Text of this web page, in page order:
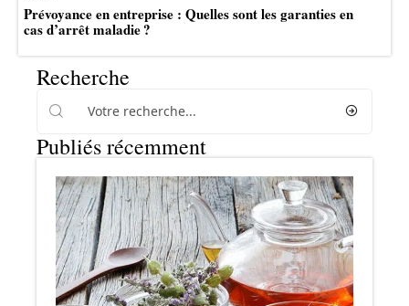
Prévoyance en entreprise : Quelles sont les garanties en
cas d’arrêt maladie ?
Recherche
Publiés récemment